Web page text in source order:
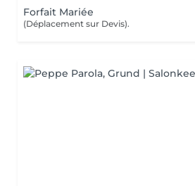
Forfait Mariée
(Déplacement sur Devis).